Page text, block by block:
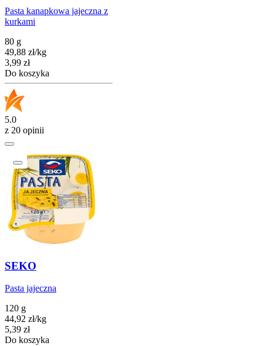
Pasta kanapkowa jajeczna z
kurkami
80 g
49,88 zł/kg
Cena
3,99 zł
Do koszyka
5.0
z 20 opinii
SEKO
Pasta jajeczna
120 g
44,92 zł/kg
Cena
5,39 zł
Do koszyka